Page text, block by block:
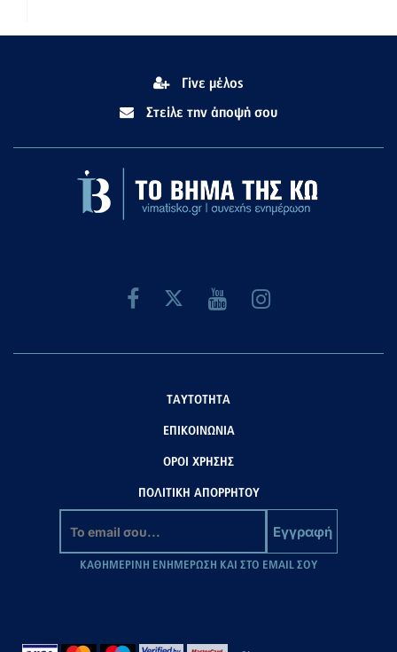
Γίνε μέλος
Στείλε την άποψή σου
ΤΑΥΤΟΤΗΤΑ
ΕΠΙΚΟΙΝΩΝΙΑ
ΟΡΟΙ ΧΡΗΣΗΣ
ΠΟΛΙΤΙΚΗ ΑΠΟΡΡΗΤΟΥ
Εγγραφή
ΚΑΘΗΜΕΡΙΝΗ ΕΝΗΜΕΡΩΣΗ ΚΑΙ ΣΤΟ EMAIL ΣΟΥ